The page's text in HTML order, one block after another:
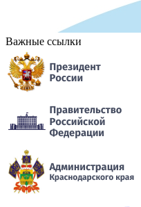
Важные ссылки